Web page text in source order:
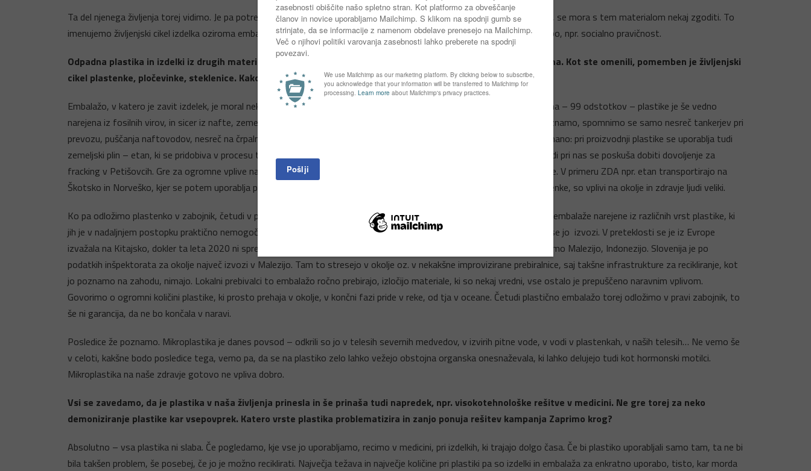
Ta del njenega življenja torej vidimo. Je pa potrebno plastiko seveda tudi narediti. In ko zabojnik izpred naše hiše odpeljejo, se mora s tem materialom nekaj zgoditi. To
imenujemo življenjski cikel izdelka oziroma embalaže, ki ima svoje vplive na okolje, na zdravje ljudi, pa seveda tudi na družbo, npr. socialno pravičnost.
Odpadna plastika in izdelki iz drugih materialov so ogromen globalni problem. Vendar to ni edina stran problema. Kot ste omenili, pomemben je življenjski
cikel plastenke, pločevinke, steklenice. Kako torej lahko vpliva izdelek na okolje in zdravje?
Embalažo, v katero je zavit izdelek, je moral nekdo narediti. Za to so bili porabljeni delo, energija in naravni viri. Velika večina – 99 odstotkov – plastike je še vedno
narejena iz fosilnih virov, in sicer iz nafte, zemeljskega plina ali premoga. Vplive pridobivanja nafte na okolje najbrž vsi poznamo, spomnimo se samo nesreč tankerjev pri
prevozu, puščanja naftovodov, nesreč na črpalnih ploščadih itd. Posebej pa je vredno omeniti dejstvo, ki je morda manj znano: pri proizvodnji plastike se uporablja tudi
zemeljski plin – etan, ki se pridobiva v procesu t.i. frackinga. Verjetno poznamo probleme, ki jih imajo s tem v ZDA, pa tudi pri nas se poskuša dobiti dovoljenje za
fracking v Petišovcih. Gre za ogromne vplive na okolje, onesnaževanje pitne vode, pa tudi vplive na podnebne spremembe. V primeru ZDA npr. etan transportirajo na
Škotsko in Norveško, kjer se potem uporablja pri izdelavi plastenk. Torej že v tem koraku, preden sploh pridemo do plastenke, so vplivi na okolje in zdravje ljudi veliki.
Ko pa odložimo plastenko v zabojnik, četudi v pravi zabojnik, mora ta plastika nekam iti. Težava je v tem, da je ogromno embalaže narejene iz različnih vrst plastike, ki
jih je v nadaljnjem postopku praktično nemogoče ločiti, zato seveda plastika večinoma konča bodisi v sežigalnicah ali pa se jo izvozi. V preteklosti se je iz Evrope
izvažala na Kitajsko, dokler ta leta 2020 ni sprejela prepovedi uvoza. Zdaj ta embalaža potuje v druge azijske države, recimo Malezijo, Indonezijo. Slovenija je po
podatkih inšpektorata za okolje največ izvozi v Malezijo. Tam to stresejo v okolje oz. v nekakšne improvizirane prebiralnice, saj takšne infrastrukture za recikliranje, kot
jo poznamo na zahodu, nimajo. Lokalni prebivalci to embalažo ročno prebirajo, izločijo materiale, ki so nekaj vredni, vse ostalo je prepuščeno naravnim vplivom.
Govorimo o ogromni količini plastike, ki prosto prehaja v okolje, v končni fazi pride v reke, od tja v oceane. Četudi plastično embalažo torej odložimo v pravi zabojnik, to
še ni garancija, da ne bo končala v naravi.
Posledice že poznamo. Mikroplastika je danes povsod – odkrili so jo v telesih severnih medvedov, v izvirih pitne vode, v vodi v plastenkah, v naših telesih… Ne vemo še
v celoti, kakšne bodo posledice tega, vemo pa, da se na plastiko zelo lahko vežejo obstojna organska onesnaževala, ki lahko delujejo tudi kot hormonski motilci.
Mikroplastika na naše zdravje gotovo ne vpliva dobro.
Vsi se zavedamo, da je plastika v naša življenja prinesla in še prinaša tudi napredek, npr. visokotehnološke rešitve v medicini. Ne gre torej za neko
demoniziranje plastike kar vsepovprek. Katero vrste plastika problematizira in zanjo ponuja rešitev kampanja Zaprimo krog?
Absolutno – vsa plastika ni slaba. Če pogledamo, kje vse jo uporabljamo, recimo v medicini, pri izdelkih, ki trajajo dolgo časa. Če bi plastiko uporabljali samo tam, ta ne bi
bila takšen problem, še posebej, če jo je možno reciklirati. Največja težava in največje količine pri plastiki pa so izdelki in embalaža za enkratno uporabo, tisto, kar morda